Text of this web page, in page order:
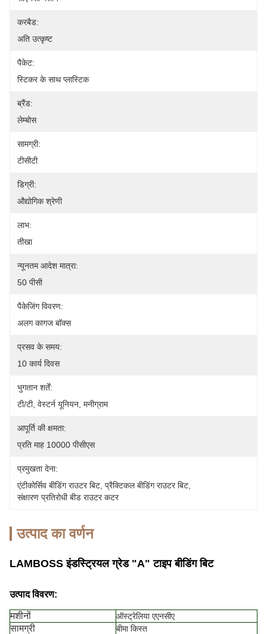
करबैड:
अति उत्कृष्ट
पैकेट:
स्टिकर के साथ प्लास्टिक
ब्रैंड:
लेम्बोस
सामग्री:
टीसीटी
डिग्री:
औद्योगिक श्रेणी
लाभ:
तीखा
न्यूनतम आदेश मात्रा:
50 पीसी
पैकेजिंग विवरण:
अलग कागज बॉक्स
प्रसव के समय:
10 कार्य दिवस
भुगतान शर्तें:
टी/टी, वेस्टर्न यूनियन, मनीग्राम
आपूर्ति की क्षमता:
प्रति माह 10000 पीसीएस
प्रमुखता देना:
एंटीकोर्सिव बीडिंग राउटर बिट प्रैक्टिकल बीडिंग राउटर बिट
संक्षारण प्रतिरोधी बीड राउटर कटर
उत्पाद का वर्णन
LAMBOSS इंडस्ट्रियल ग्रेड "A" टाइप बीडिंग बिट
उत्पाद विवरण:
मशीनों ऑस्ट्रेलिया एएनसीए
सामग्री
बीमा किस्त